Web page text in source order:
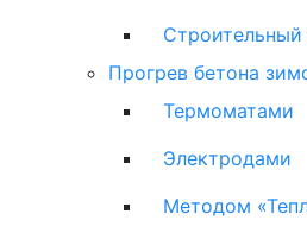
Строительный
Прогрев бетона
Термоматами
Электродами
Методом